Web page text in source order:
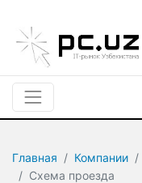
Главная Компании
Схема проезда